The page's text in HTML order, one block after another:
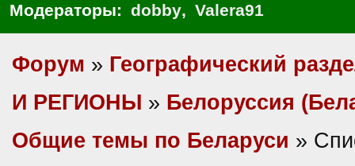
Модераторы: dobby, Valera91
Форум » Географический
И РЕГИОНЫ » Белоруссия
Общие темы по Беларуси »